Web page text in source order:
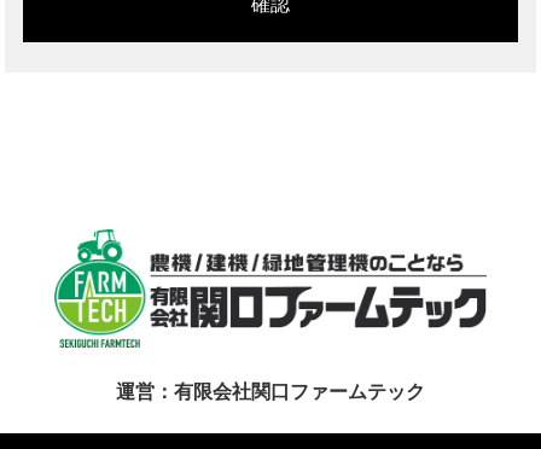
運営：有限会社関口ファームテック